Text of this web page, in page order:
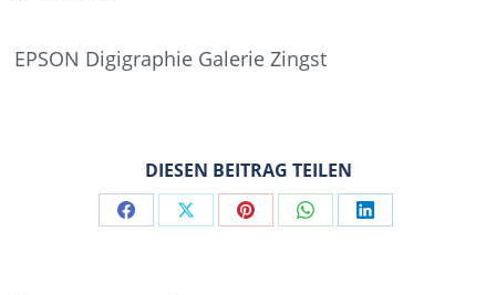
EPSON Digigraphie Galerie Zingst
DIESEN BEITRAG TEILEN
Share Share Share Share Share